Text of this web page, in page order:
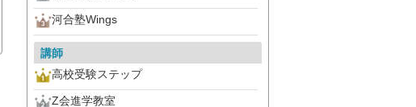
河合塾Wings
講師
高校受験ステップ
Z会進学教室